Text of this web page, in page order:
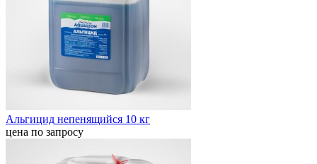
Альгицид непенящийся 10 кг
цена по запросу